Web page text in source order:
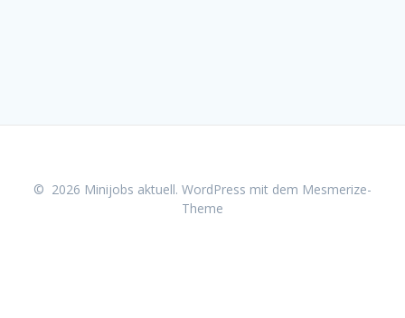
© 2026 Minijobs aktuell. WordPress mit dem Mesmerize-
Theme